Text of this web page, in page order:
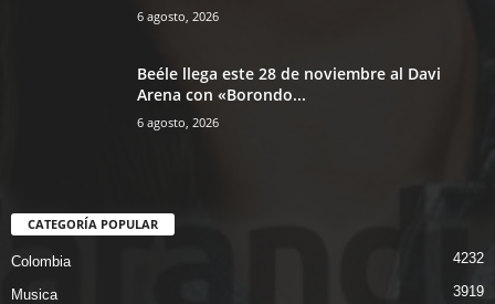
6 agosto, 2026
Beéle llega este 28 de noviembre al Davi
Arena con «Borondo...
6 agosto, 2026
CATEGORÍA POPULAR
Colombia 4232
Musica 3919